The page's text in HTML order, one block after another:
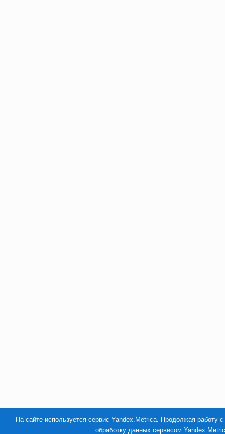
На сайте используется сервис Yandex.Metrica. Продолжая работу
обработку данных сервисом